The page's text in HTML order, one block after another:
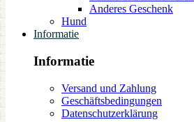
Anderes Geschenk
Hund
Informatie
Informatie
Versand und Zahlung
Geschäftsbedingungen
Datenschutzerklärung